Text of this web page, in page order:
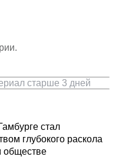
старше 3 дней
стал
глубокого раскола
обществе